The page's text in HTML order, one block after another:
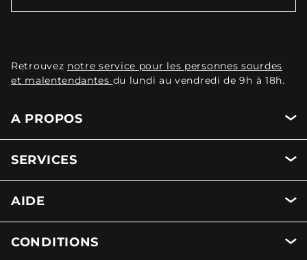
Retrouvez notre service pour les personnes sourdes
et malentendantes du lundi au vendredi de 9h à 18h.
A PROPOS
SERVICES
AIDE
CONDITIONS